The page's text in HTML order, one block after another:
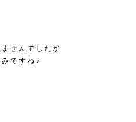
せんでしたが
ですね♪